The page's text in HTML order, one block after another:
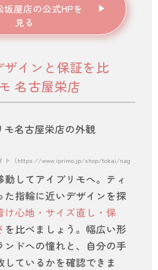
坂屋店の公式HPを
見る
ザインと保証を比
名古屋栄店
ト（https://www.iprimo.jp/shop/tokai/nagoya）
してアイプリモへ。ティ
た指輪に近いデザインを探
け心地・サイズ直し・保
を比べましょう。幅広い形
ンドへの憧れと、自分の手
ているかを確認できま